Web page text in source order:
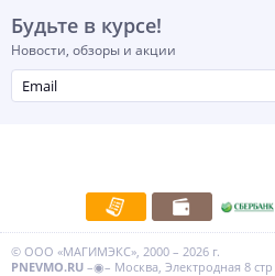
Будьте в курсе!
Новости, обзоры и акции
© ООО «МАГИМЭКС», 2000 – 2026 г.
PNEVMO.RU –◉– Москва, Электродная 8